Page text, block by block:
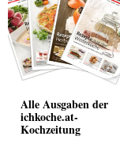
Alle Ausgaben der
ichkoche.at-
Kochzeitung